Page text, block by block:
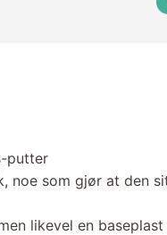
putter
noe som gjør at den
likevel en